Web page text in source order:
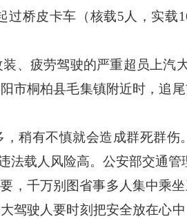
桥皮卡车（核载5人，实载
、疲劳驾驶的严重超员上汽
市桐柏县毛集镇附近时，追
稍有不慎就会造成群死群
载人风险高。公安部交通管
，千万别图省事多人集中乘
驾驶人要时刻把安全放在心